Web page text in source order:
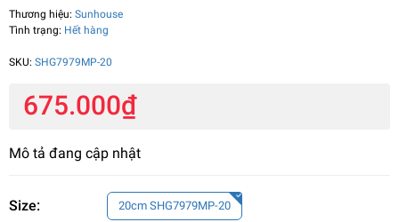
Thương hiệu: Sunhouse
Tình trạng: Hết hàng
SKU: SHG7979MP-20
675.000₫
Mô tả đang cập nhật
Size: 20cm SHG7979MP-20